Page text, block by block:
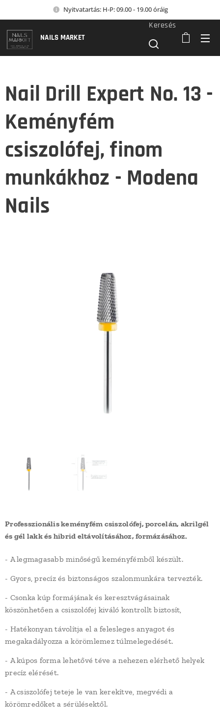
Nyitvatartás: H-P: 09.00 - 19.00 óráig
NAILS MARKET
Keresés
Nail Drill Expert No. 13 -
Keményfém
csiszolófej, finom
munkákhoz - Modena
Nails
Professzionális keményfém csiszolófej, porcelán, akrilgél
és gél lakk és hibrid eltávolításához, formázásához.
- A legmagasabb minőségű keményfémből készült.
- Gyors, precíz és biztonságos szalonmunkára tervezték.
- Csonka kúp formájának és keresztvágásainak
köszönhetően a csiszolófej kiváló kontrollt biztosít,
- Hatékonyan távolítja el a felesleges anyagot és
megakadályozza a körömlemez túlmelegedését.
- A kúpos forma lehetővé téve a nehezen elérhető helyek
precíz elérését.
- A csiszolófej teteje le van kerekítve, megvédi a
körömredőket a sérülésektől.